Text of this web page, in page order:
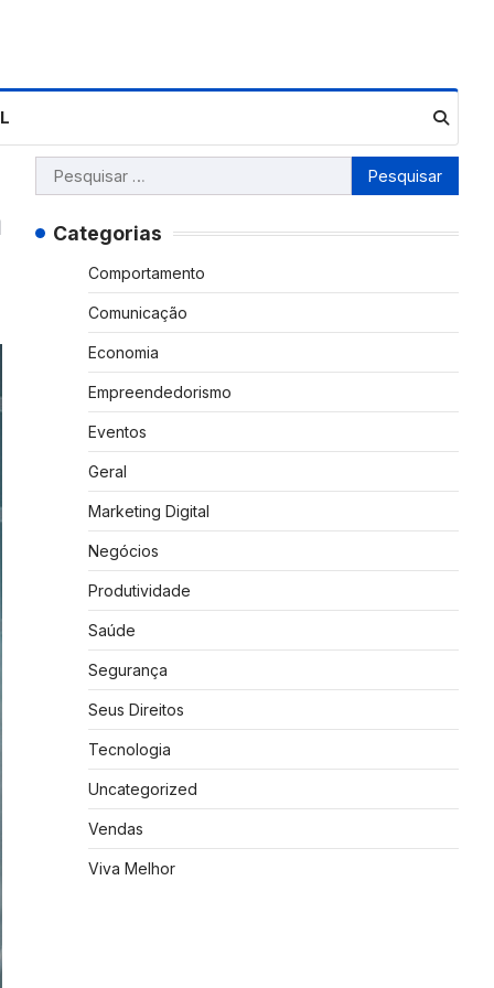
Pesquisar
por:
Categorias
Comportamento
Comunicação
Economia
Empreendedorismo
Eventos
Geral
Marketing Digital
Negócios
Produtividade
Saúde
Segurança
Seus Direitos
Tecnologia
Uncategorized
Vendas
Viva Melhor